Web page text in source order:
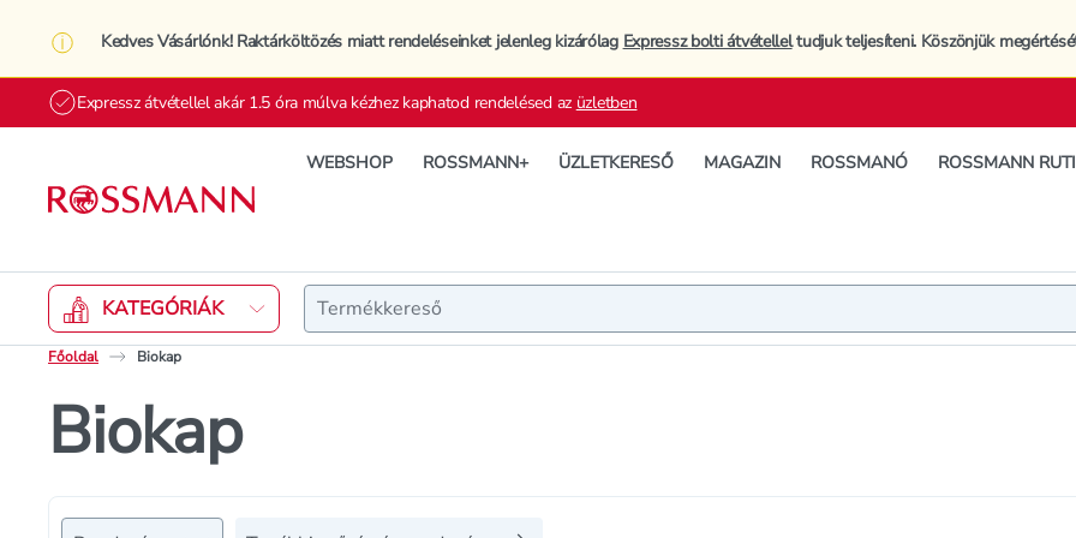
Kedves Vásárlónk! Raktárköltözés miatt rendeléseinket jelenleg kizárólag Expressz bolti átvételleltudjuk teljesíteni. Köszönjük
Expressz átvétellel akár 1.5 óra múlva kézhez kaphatod rendelésed az üzletben
WEBSHOP ROSSMANN+ ÜZLETKERESŐ MAGAZIN ROSSMANÓ ROSSMANN
KATEGÓRIÁK Keresés
Főoldal Biokap
Biokap